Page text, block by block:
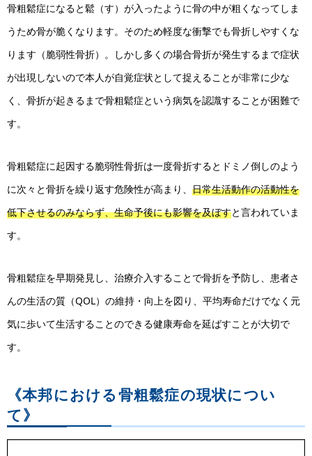
骨粗鬆症になると鬆（す）が入ったように骨の中が粗くなってしま
うため骨が脆くなります。そのため軽度な衝撃でも骨折しやすくな
ります（脆弱性骨折）。しかし多くの場合骨折が発生するまで症状
が出現しないので本人が自覚症状として捉えることが非常に少な
く、骨折が起きるまで骨粗鬆症という病気を認識することが困難で
す。
骨粗鬆症に起因する脆弱性骨折は一度骨折するとドミノ倒しのよう
に次々と骨折を繰り返す危険性が高まり、 日常生活動作の活動性を
低下させるのみならず、生命予後にも影響を及ぼすと言われていま
す。
骨粗鬆症を早期発見し、治療介入することで骨折を予防し、患者さ
んの生活の質（QOL）の維持・向上を図り、平均寿命だけでなく元
気に歩いて生活することのできる健康寿命を延ばすことが大切で
す。
《本邦における骨粗鬆症の現状につい
て》